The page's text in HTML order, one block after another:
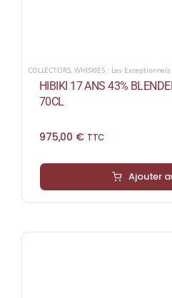
COLLECTORS,WHISKIES : Les Exceptionnels
HIBIKI 17 ANS 43%
70CL
975,00 € TTC
Ajouter